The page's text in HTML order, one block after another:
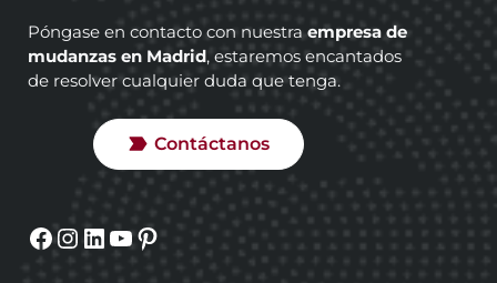
Póngase en contacto con nuestra empresa de
mudanzas en Madrid, estaremos encantados
de resolver cualquier duda que tenga.
Contáctanos
Facebook
Instagram
LinkedIn
YouTube
Pinterest